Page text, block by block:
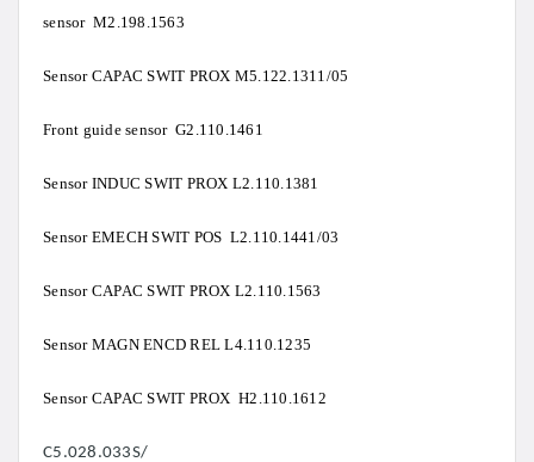
sensor M2.198.1563
Sensor CAPAC SWIT PROX M5.122.1311/05
Front guide sensor G2.110.1461
Sensor INDUC SWIT PROX L2.110.1381
Sensor EMECH SWIT POS L2.110.1441/03
Sensor CAPAC SWIT PROX L2.110.1563
Sensor MAGN ENCD REL L4.110.1235
Sensor CAPAC SWIT PROX H2.110.1612
C5.028.033S/